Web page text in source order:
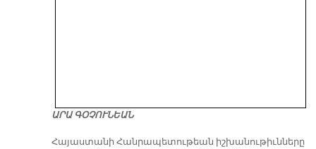
ԱՐԱ ԳՕՉՈՒՆԵԱՆ
​Հայաստանի Հանրապետութեան իշխանութիւնները